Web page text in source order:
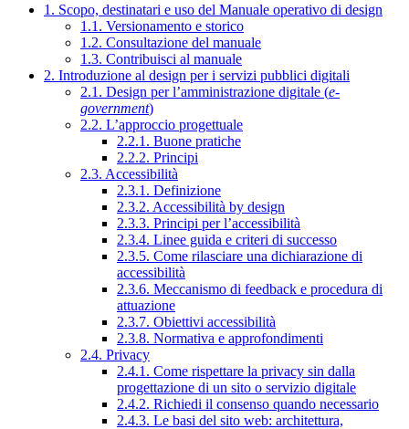
1. Scopo, destinatari e uso del Manuale operativo di design
1.1. Versionamento e storico
1.2. Consultazione del manuale
1.3. Contribuisci al manuale
2. Introduzione al design per i servizi pubblici digitali
2.1. Design per l’amministrazione digitale (e-
government)
2.2. L’approccio progettuale
2.2.1. Buone pratiche
2.2.2. Principi
2.3. Accessibilità
2.3.1. Definizione
2.3.2. Accessibilità by design
2.3.3. Principi per l’accessibilità
2.3.4. Linee guida e criteri di successo
2.3.5. Come rilasciare una dichiarazione di
accessibilità
2.3.6. Meccanismo di feedback e procedura di
attuazione
2.3.7. Obiettivi accessibilità
2.3.8. Normativa e approfondimenti
2.4. Privacy
2.4.1. Come rispettare la privacy sin dalla
progettazione di un sito o servizio digitale
2.4.2. Richiedi il consenso quando necessario
2.4.3. Le basi del sito web: architettura,